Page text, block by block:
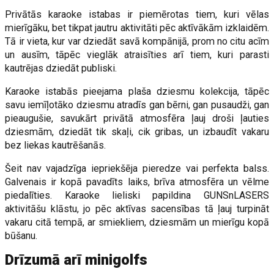
Privātās karaoke istabas ir piemērotas tiem, kuri vēlas
mierīgāku, bet tikpat jautru aktivitāti pēc aktīvākām izklaidēm.
Tā ir vieta, kur var dziedāt savā kompānijā, prom no citu acīm
un ausīm, tāpēc vieglāk atraisīties arī tiem, kuri parasti
kautrējas dziedāt publiski.
Karaoke istabās pieejama plaša dziesmu kolekcija, tāpēc
savu iemīļotāko dziesmu atradīs gan bērni, gan pusaudži, gan
pieaugušie, savukārt privātā atmosfēra ļauj droši ļauties
dziesmām, dziedāt tik skaļi, cik gribas, un izbaudīt vakaru
bez liekas kautrēšanās.
Šeit nav vajadzīga iepriekšēja pieredze vai perfekta balss.
Galvenais ir kopā pavadīts laiks, brīva atmosfēra un vēlme
piedalīties. Karaoke lieliski papildina GUNSnLASERS
aktivitāšu klāstu, jo pēc aktīvas sacensības tā ļauj turpināt
vakaru citā tempā, ar smiekliem, dziesmām un mierīgu kopā
būšanu.
Drīzumā arī minigolfs